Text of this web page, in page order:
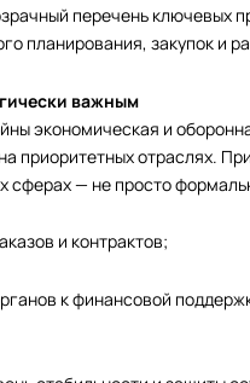
перечень ключевых
планирования, закупок и
важным
экономическая и
приоритетных отраслях.
сферах — не просто
и контрактов;
к финансовой